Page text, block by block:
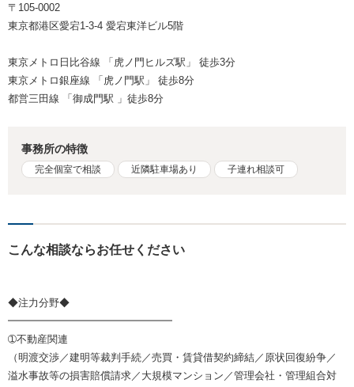
〒105-0002
東京都港区愛宕1-3-4 愛宕東洋ビル5階
東京メトロ日比谷線 「虎ノ門ヒルズ駅」 徒歩3分
東京メトロ銀座線 「虎ノ門駅」 徒歩8分
都営三田線 「御成門駅 」徒歩8分
事務所の特徴
完全個室で相談 近隣駐車場あり 子連れ相談可
こんな相談ならお任せください
◆注力分野◆
━━━━━━━━━━━━━━━━
➀不動産関連
（明渡交渉／建明等裁判手続／売買・賃貸借契約締結／原状回復紛争／
溢水事故等の損害賠償請求／大規模マンション／管理会社・管理組合対